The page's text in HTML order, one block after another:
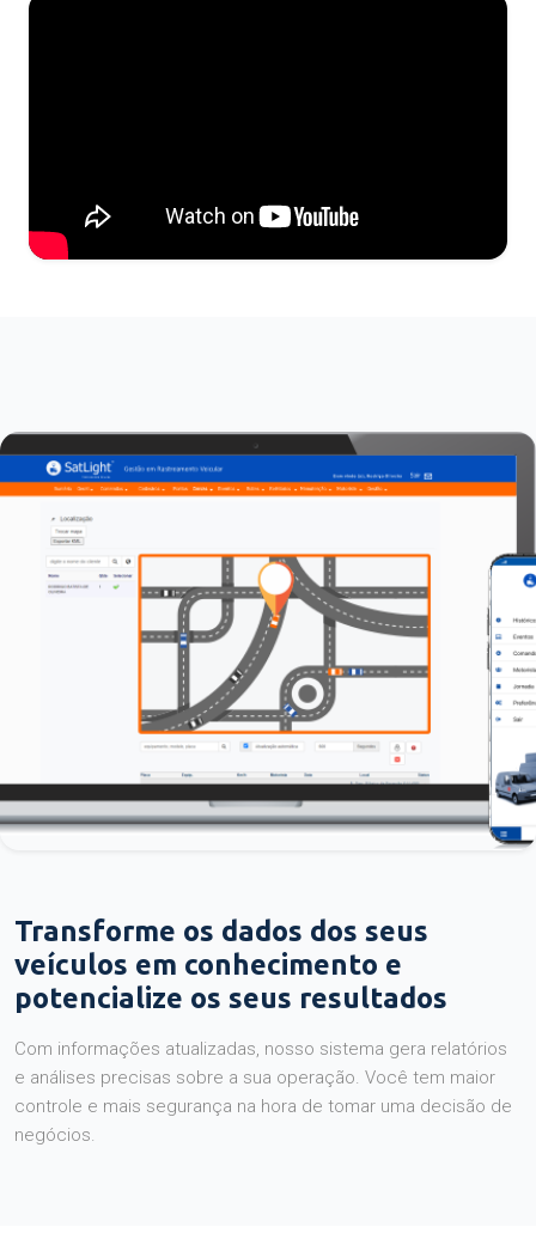
Transforme os dados dos seus
veículos em conhecimento e
potencialize os seus resultados
Com informações atualizadas, nosso sistema gera relatórios
e análises precisas sobre a sua operação. Você tem maior
controle e mais segurança na hora de tomar uma decisão de
negócios.